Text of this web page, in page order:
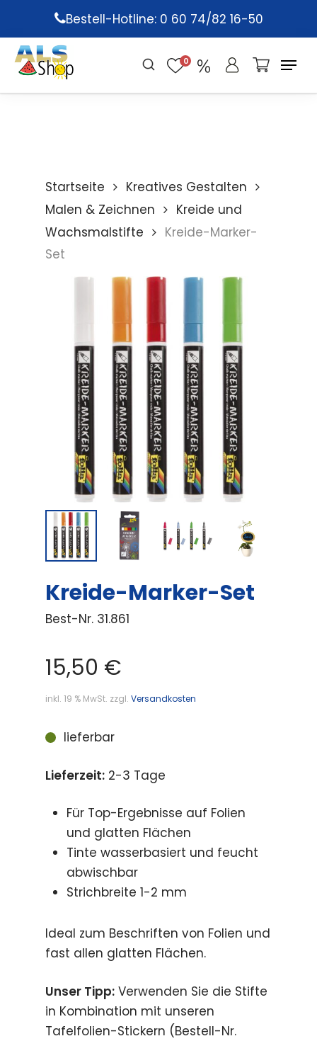
main
content
Bestell-Hotline: 0 60 74/82 16-50
0
Startseite
Kreatives Gestalten
Malen & Zeichnen
Kreide und
Wachsmalstifte
Kreide-Marker-
Set
Kreide-Marker-Set
Best-Nr. 31.861
15,50 €
inkl. 19 % MwSt. zzgl. Versandkosten
lieferbar
Lieferzeit: 2-3 Tage
Für Top-Ergebnisse auf Folien
und glatten Flächen
Tinte wasserbasiert und feucht
abwischbar
Strichbreite 1-2 mm
Ideal zum Beschriften von Folien und
fast allen glatten Flächen.
Unser Tipp: Verwenden Sie die Stifte
in Kombination mit unseren
Tafelfolien-Stickern (Bestell-Nr.